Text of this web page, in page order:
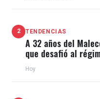
2 TENDENCIAS
A 32 años del
que desafió al
11J
Hoy